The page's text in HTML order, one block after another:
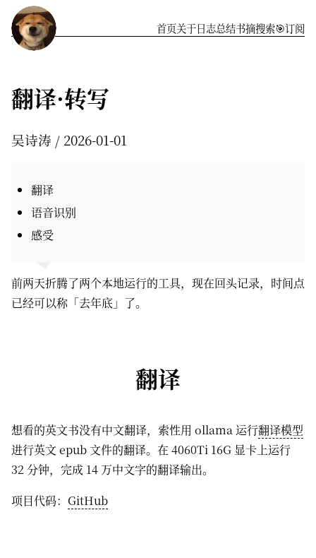
首页关于️日志总结书摘搜索🎯订阅
翻译·转写
吴诗涛 2026-01-01
翻译
语音识别
感受
前两天折腾了两个本地运行的工具，现在回头记录，时间点
已经可以称「去年底」了。
翻译
想看的英文书没有中文翻译，索性用 ollama 运行翻译模型
进行英文 epub 文件的翻译。在 4060Ti 16G 显卡上运行
32 分钟，完成 14 万中文字的翻译输出。
项目代码： GitHub